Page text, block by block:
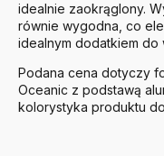
idealnie zaokrąglony.
równie wygodna, co
idealnym dodatkiem do
Podana cena dotyczy
Oceanic z podstawą
kolorystyka produktu